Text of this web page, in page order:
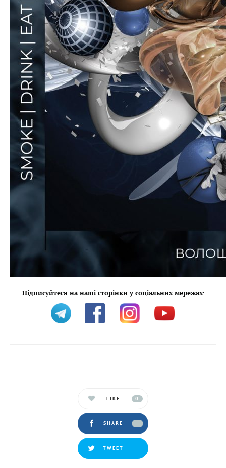
Підписуйтеся на наші сторінки у соціальних мережах:
LIKE 0
SHARE
TWEET